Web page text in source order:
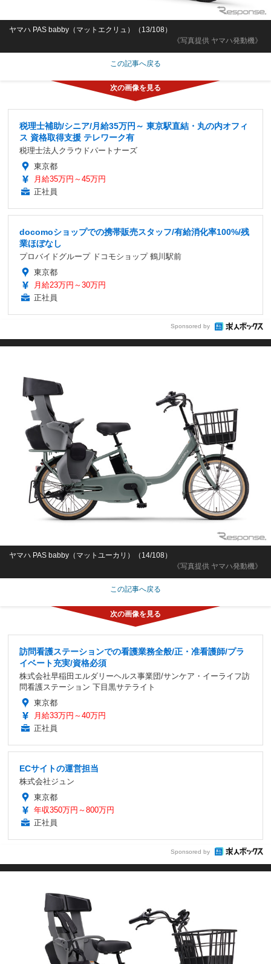
《写真提供 ヤマハ発動機》
ヤマハ PAS babby（マットエクリュ）（13/108）
この記事へ戻る
税理士補助/シニア/月給35万円～ 東京駅直結・丸の内オフィ
ス 資格取得支援 テレワーク有
税理士法人クラウドパートナーズ
東京都
月給35万円～45万円
正社員
docomoショップでの携帯販売スタッフ/有給消化率100%/残
業ほぼなし
プロバイドグループ ドコモショップ 鶴川駅前
東京都
月給23万円～30万円
正社員
Sponsored by
《写真提供 ヤマハ発動機》
ヤマハ PAS babby（マットユーカリ）（14/108）
この記事へ戻る
訪問看護ステーションでの看護業務全般/正・准看護師/プラ
イベート充実/資格必須
株式会社早稲田エルダリーヘルス事業団/サンケア・イーライフ訪
問看護ステーション 下目黒サテライト
東京都
月給33万円～40万円
正社員
ECサイトの運営担当
株式会社ジュン
東京都
年収350万円～800万円
正社員
Sponsored by